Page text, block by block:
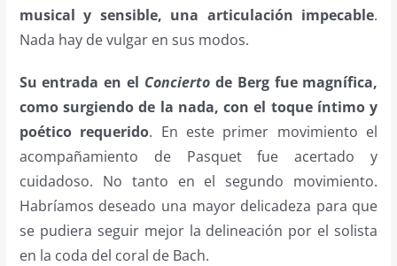
musical y sensible, una articulación impecable.
Nada hay de vulgar en sus modos.
Su entrada en el Concierto de Berg fue magnífica,
como surgiendo de la nada, con el toque íntimo y
poético requerido. En este primer movimiento el
acompañamiento de Pasquet fue acertado y
cuidadoso. No tanto en el segundo movimiento.
Habríamos deseado una mayor delicadeza para que
se pudiera seguir mejor la delineación por el solista
en la coda del coral de Bach.